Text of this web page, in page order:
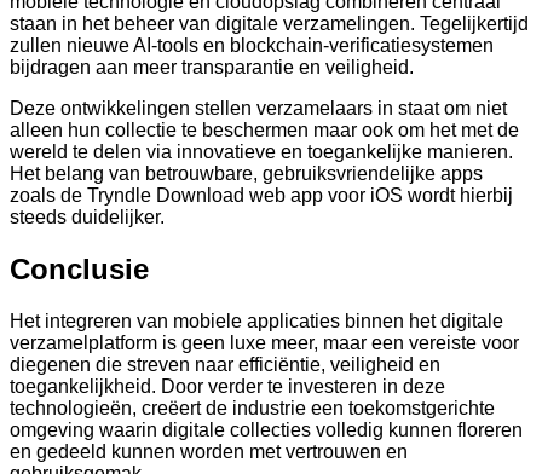
staan in het beheer van digitale verzamelingen. Tegelijkertijd
zullen nieuwe AI-tools en blockchain-verificatiesystemen
bijdragen aan meer transparantie en veiligheid.
Deze ontwikkelingen stellen verzamelaars in staat om niet
alleen hun collectie te beschermen maar ook om het met de
wereld te delen via innovatieve en toegankelijke manieren.
Het belang van betrouwbare, gebruiksvriendelijke apps
zoals de Tryndle Download web app voor iOS wordt hierbij
steeds duidelijker.
Conclusie
Het integreren van mobiele applicaties binnen het digitale
verzamelplatform is geen luxe meer, maar een vereiste voor
diegenen die streven naar efficiëntie, veiligheid en
toegankelijkheid. Door verder te investeren in deze
technologieën, creëert de industrie een toekomstgerichte
omgeving waarin digitale collecties volledig kunnen floreren
en gedeeld kunnen worden met vertrouwen en